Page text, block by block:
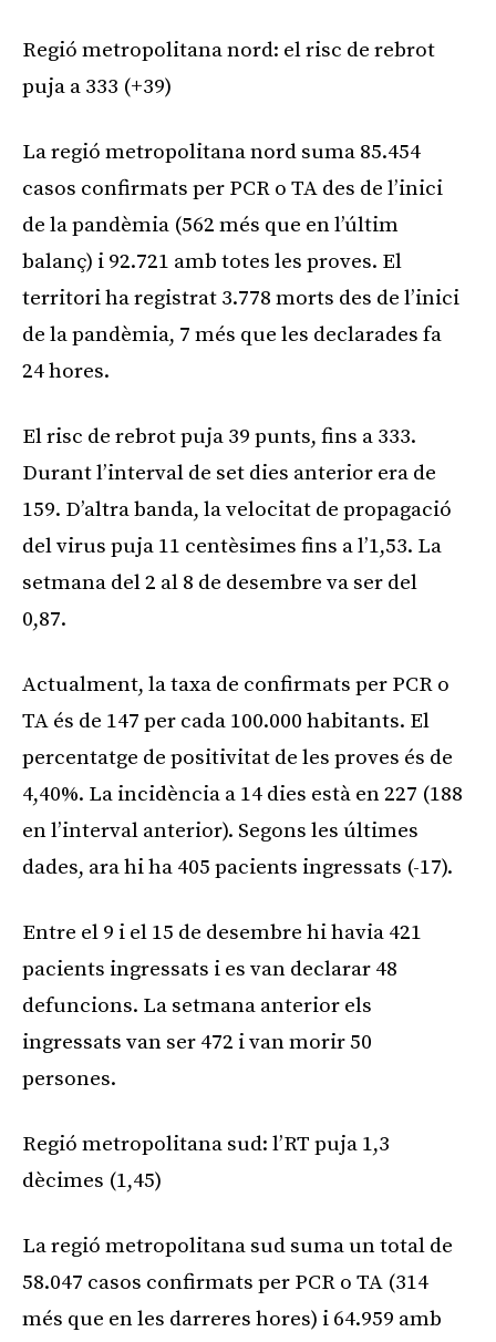
Regió metropolitana nord: el risc de rebrot
puja a 333 (+39)
La regió metropolitana nord suma 85.454
casos confirmats per PCR o TA des de l’inici
de la pandèmia (562 més que en l’últim
balanç) i 92.721 amb totes les proves. El
territori ha registrat 3.778 morts des de l’inici
de la pandèmia, 7 més que les declarades fa
24 hores.
El risc de rebrot puja 39 punts, fins a 333.
Durant l’interval de set dies anterior era de
159. D’altra banda, la velocitat de propagació
del virus puja 11 centèsimes fins a l’1,53. La
setmana del 2 al 8 de desembre va ser del
0,87.
Actualment, la taxa de confirmats per PCR o
TA és de 147 per cada 100.000 habitants. El
percentatge de positivitat de les proves és de
4,40%. La incidència a 14 dies està en 227 (188
en l’interval anterior). Segons les últimes
dades, ara hi ha 405 pacients ingressats (-17).
Entre el 9 i el 15 de desembre hi havia 421
pacients ingressats i es van declarar 48
defuncions. La setmana anterior els
ingressats van ser 472 i van morir 50
persones.
Regió metropolitana sud: l’RT puja 1,3
dècimes (1,45)
La regió metropolitana sud suma un total de
58.047 casos confirmats per PCR o TA (314
més que en les darreres hores) i 64.959 amb